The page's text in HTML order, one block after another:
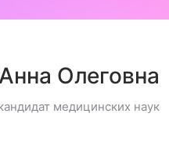
Олеговна
медицинских наук